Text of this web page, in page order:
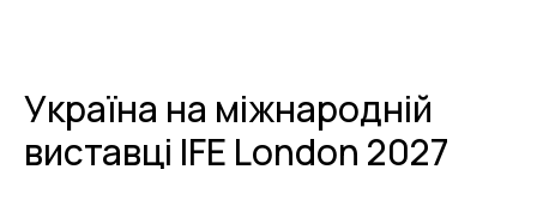
Україна на міжнародній
виставці IFE London 2027